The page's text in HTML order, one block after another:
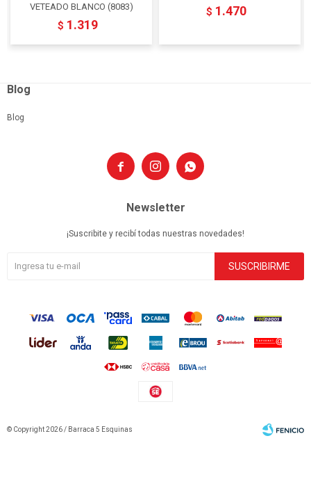
VETEADO BLANCO (8083)
$ 1.319
$ 1.470
  
Blog
Blog
Newsletter
¡Suscribite y recibí todas nuestras novedades!
SUSCRIBIRME
© Copyright 2026 / Barraca 5 Esquinas